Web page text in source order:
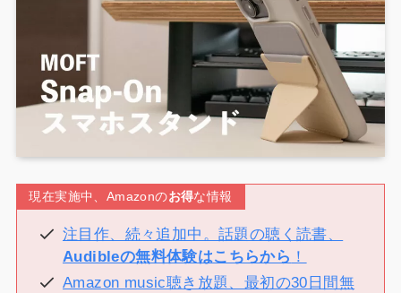
現在実施中、Amazonのお得な情報
注目作、続々追加中。話題の聴く読書、
Audibleの無料体験はこちらから ！
Amazon music聴き放題、最初の30日間無